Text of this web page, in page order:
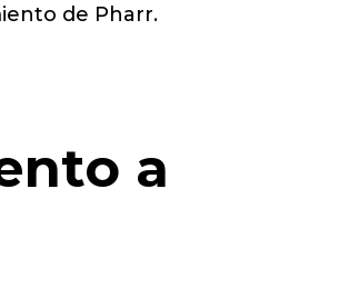
de Pharr.
a